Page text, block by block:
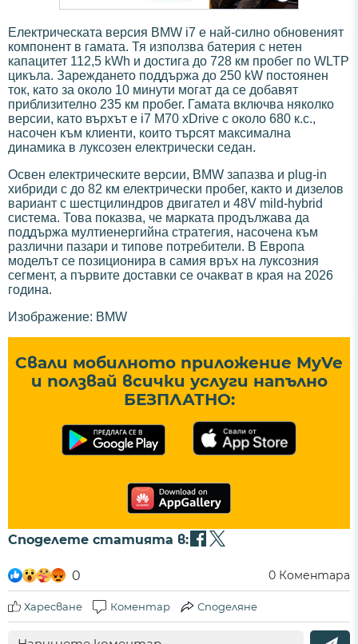
Електрическата версия BMW i7 е най-силно обновеният
компонент в гамата. Тя използва батерия с нетен
капацитет 112,5 kWh и достига до 728 км пробег по WLTP
цикъла. Зареждането поддържа до 250 kW постоянен
ток, като за около 10 минути могат да се добавят
приблизително 235 км пробег. Гамата включва няколко
версии, като върхът е i7 M70 xDrive с около 680 к.с.,
насочен към клиенти, които търсят максимална
динамика в луксозен електрически седан.
Освен електрическите версии, BMW запазва и plug-in
хибриди с до 82 км електрически пробег, както и дизелов
вариант с шестцилиндров двигател и 48V mild-hybrid
система. Това показва, че марката продължава да
поддържа мултиенергийна стратегия, насочена към
различни пазари и типове потребители. В Европа
моделът се позиционира в самия връх на луксозния
сегмент, а първите доставки се очакват в края на 2026
година.
Изображение: BMW
Свали мобилното приложение MyVe
и ползвай всички услуги напълно
БЕЗПЛАТНО:
Споделете статията в:
0 0 Коментара
Харесване Коментар Споделяне